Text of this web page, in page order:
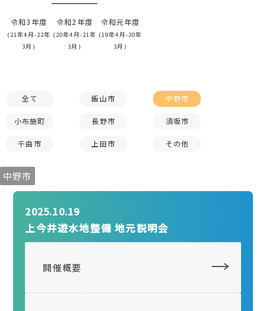
令和3年度
(21年4月-22年
3月)
令和2年度
(20年4月-21年
3月)
令和元年度
(19年4月-20年
3月)
全て 飯山市 中野市
小布施町 長野市 須坂市
千曲市 上田市 その他
中野市
2025.10.19
上今井遊水地整備 地元説明会
開催概要